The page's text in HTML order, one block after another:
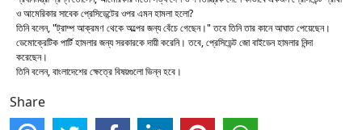
ও আমেরিকার সাবেক প্রেসিডেন্টের ওপর এমন হামলা হলো?
তিনি বলেন, "ট্রাম্প আক্রমণ থেকে অল্পের জন্য বেঁচে গেছেন।" তবে তিনি তার কানে আঘাত পেয়েছেন।
ডেমোক্রেটিক পার্টি হামলার জন্য সরকারকে দায়ী করেনি। তবে, প্রেসিডেন্ট জো বাইডেন হামলার নিন্দা
করেছেন।
তিনি বলেন, বাংলাদেশের ক্ষেত্রে বিষয়গুলো ভিন্ন হবে।
Share